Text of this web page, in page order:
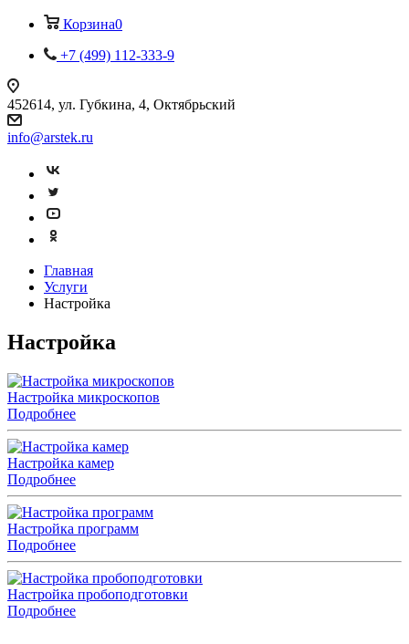
Корзина0
+7 (499) 112-333-9
452614, ул. Губкина, 4, Октябрьский
info@arstek.ru
Главная
Услуги
Настройка
Настройка
Настройка микроскопов
Подробнее
Настройка камер
Подробнее
Настройка программ
Подробнее
Настройка пробоподготовки
Подробнее